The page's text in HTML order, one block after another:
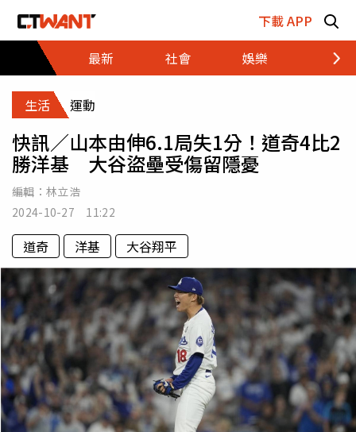
下載 APP
最新
社會 娛樂 財經
生活 運動
快訊／山本由伸6.1局失1分！道奇4比2
勝洋基 大谷盜壘受傷留隱憂
編輯： 林立浩
2024-10-27 11:22
道奇 洋基 大谷翔平